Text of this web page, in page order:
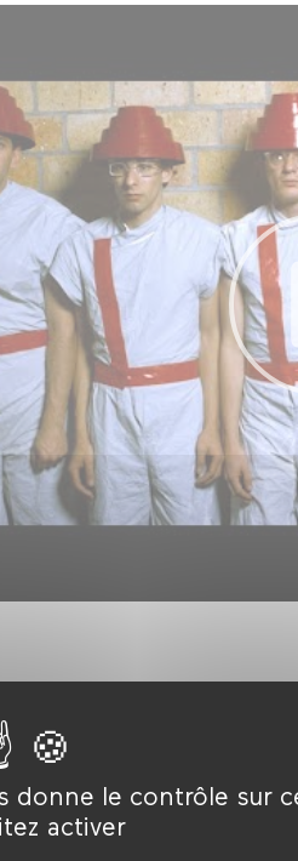
donne le contrôle sur
activer